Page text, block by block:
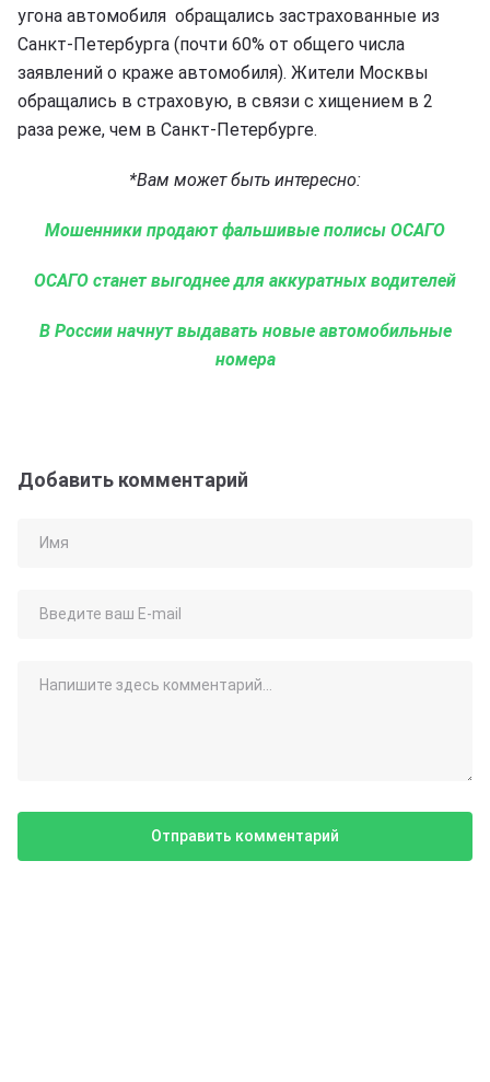
угона автомобиля обращались застрахованные из
Санкт-Петербурга (почти 60% от общего числа
заявлений о краже автомобиля). Жители Москвы
обращались в страховую, в связи с хищением в 2
раза реже, чем в Санкт-Петербурге.
*Вам может быть интересно:
Мошенники продают фальшивые полисы ОСАГО
ОСАГО станет выгоднее для аккуратных водителей
В России начнут выдавать новые автомобильные
номера
Добавить комментарий